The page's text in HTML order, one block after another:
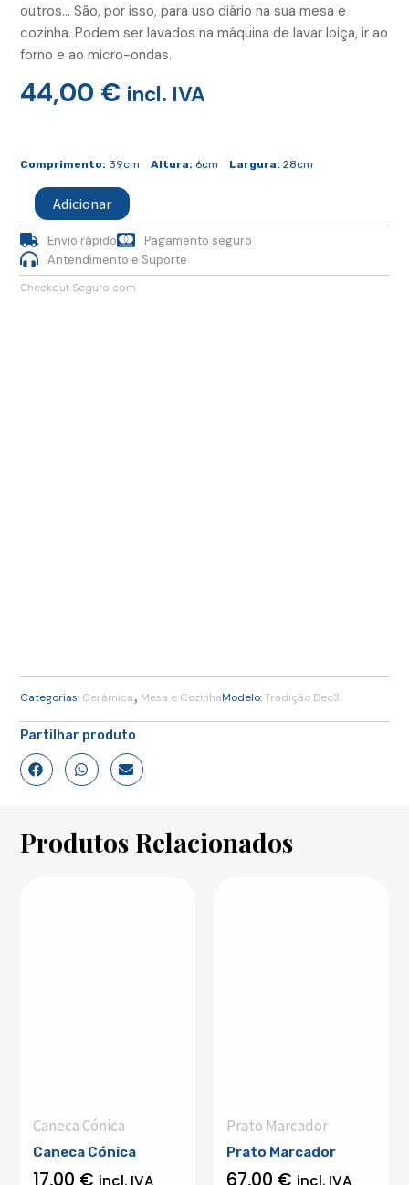
outros… São, por isso, para uso diário na sua mesa e
cozinha. Podem ser lavados na máquina de lavar loiça, ir ao
forno e ao micro-ondas.
44,00 € incl. IVA
Comprimento: 39cm Altura: 6cm Largura: 28cm
Travessa
Oval
CobaltoAdicionar
Envio rápido
Pagamento seguro
Antendimento e Suporte
Checkout Seguro com
Categorias: Cerâmica, Mesa e CozinhaModelo:Tradição Dec3
Partilhar produto
Produtos Relacionados
Caneca Cónica
Caneca Cónica
incl. IVA
Prato Marcador
Prato Marcador
incl. IVA